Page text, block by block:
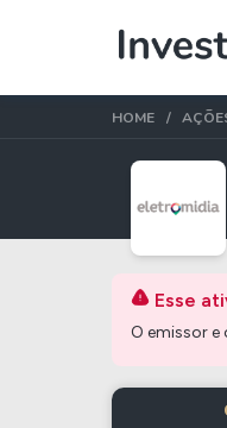
Ibovespa
Ações
HOME
Esse
O emissor